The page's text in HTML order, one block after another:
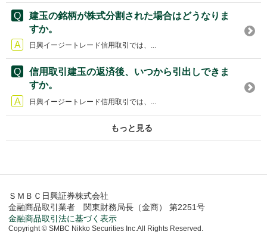
建玉の銘柄が株式分割された場合はどうなりま
すか。
日興イージートレード信用取引では、...
信用取引建玉の返済後、いつから引出しできま
すか。
日興イージートレード信用取引では、...
もっと見る
ＳＭＢＣ日興証券株式会社
金融商品取引業者 関東財務局長（金商） 第2251号
金融商品取引法に基づく表示
Copyright © SMBC Nikko Securities Inc.All Rights Reserved.